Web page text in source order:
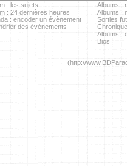
: les sujets
: 24 dernières heures
: encoder un évènement
des évènements
Albums :
Albums :
Sorties
Albums :
Bios
(http://